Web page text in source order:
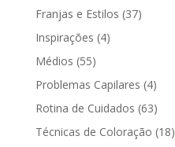
Franjas e Estilos (37)
Inspirações (4)
Médios (55)
Problemas Capilares (4)
Rotina de Cuidados (63)
Técnicas de Coloração (18)